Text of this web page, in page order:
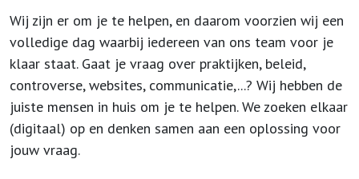
Wij zijn er om je te helpen, en daarom voorzien wij een
volledige dag waarbij iedereen van ons team voor je
klaar staat. Gaat je vraag over praktijken, beleid,
controverse, websites, communicatie,...? Wij hebben de
juiste mensen in huis om je te helpen. We zoeken elkaar
(digitaal) op en denken samen aan een oplossing voor
jouw vraag.